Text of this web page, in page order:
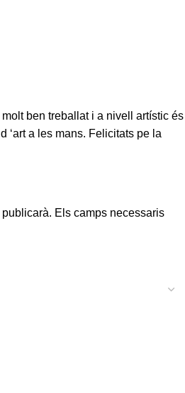
ben treballat i a nivell artístic és
‘art a les mans. Felicitats pe la
Els camps necessaris